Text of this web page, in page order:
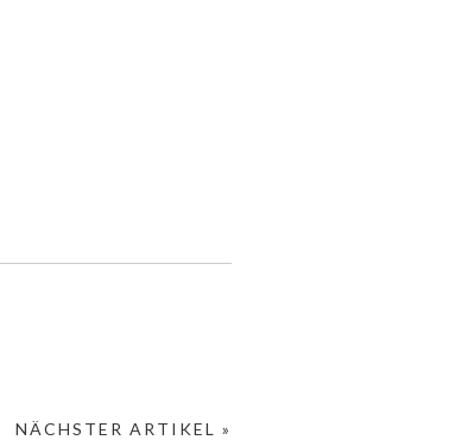
NÄCHSTER ARTIKEL »